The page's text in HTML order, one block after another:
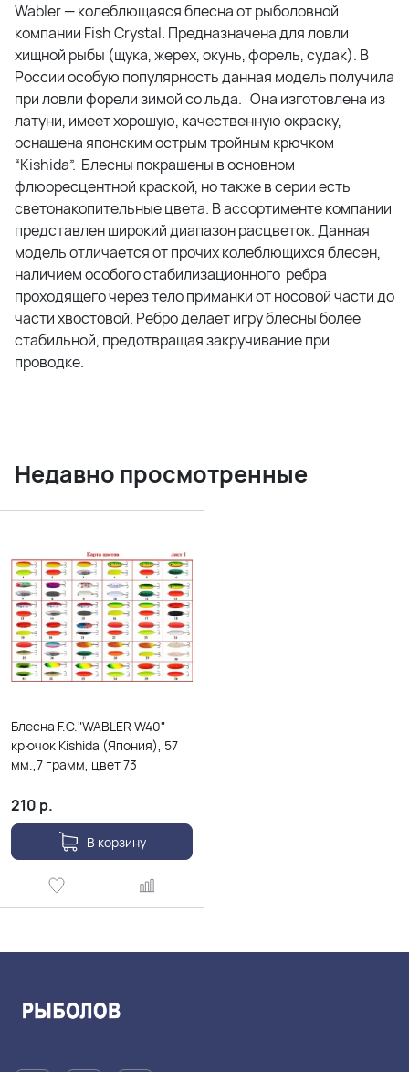
Wabler — колеблющаяся блесна от рыболовной
компании Fish Crystal. Предназначена для ловли
хищной рыбы (щука, жерех, окунь, форель, судак). В
России особую популярность данная модель получила
при ловли форели зимой со льда. Она изготовлена из
латуни, имеет хорошую, качественную окраску,
оснащена японским острым тройным крючком
“Kishida”. Блесны покрашены в основном
флюоресцентной краской, но также в серии есть
светонакопительные цвета. В ассортименте компании
представлен широкий диапазон расцветок. Данная
модель отличается от прочих колеблющихся блесен,
наличием особого стабилизационного ребра
проходящего через тело приманки от носовой части до
части хвостовой. Ребро делает игру блесны более
стабильной, предотвращая закручивание при
проводке.
Недавно просмотренные
Блесна F.C."WABLER W40"
крючок Kishida (Япония), 57
мм.,7 грамм, цвет 73
210 р.
В корзину